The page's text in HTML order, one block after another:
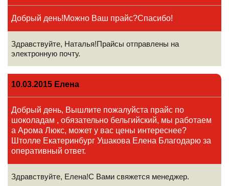
Добрый день!Можно Ваш прайс?Спасибо!
Здравствуйте, Наталья!Прайсы отправлены на
электронную почту.
10.03.2015 Елена
Добрый день, Вышлите пожалуйста прайс по
шоколадам , обязательно бельгийский, мы работаем
а Арома Люкс, может у вас цены интереснее?
Штолле Екатеринбург Ушакова Елена Благодарю за
оперативный ответ.
Здравствуйте, Елена!С Вами свяжется менеджер.